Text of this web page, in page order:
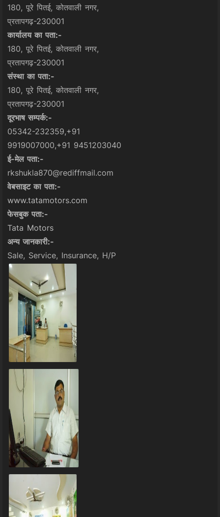
180, पूरे पितई, कोतवाली नगर,
प्रतापगढ़-230001
कार्यालय का पता:-
180, पूरे पितई, कोतवाली नगर,
प्रतापगढ़-230001
संस्था का पता:-
180, पूरे पितई, कोतवाली नगर,
प्रतापगढ़-230001
दूरभाष सम्पर्क:-
05342-232359,+91
9919007000,+91 9451203040
ई-मेल पता:-
rkshukla870@rediffmail.com
वेबसाइट का पता:-
www.tatamotors.com
फेसबुक पता:-
Tata Motors
अन्य जानकारी:-
Sale, Service, Insurance, H/P